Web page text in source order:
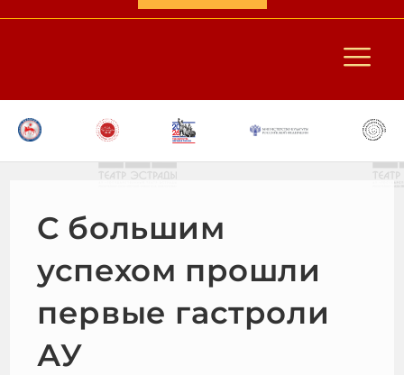
C большим
успехом прошли
первые гастроли
АУ